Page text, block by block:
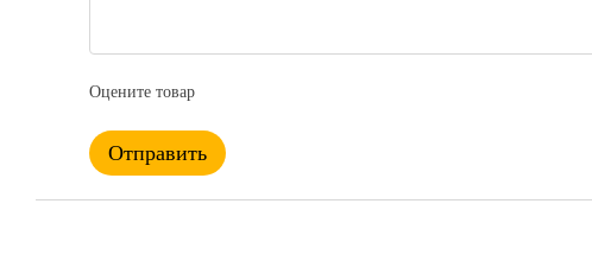
Оцените товар
Отправить